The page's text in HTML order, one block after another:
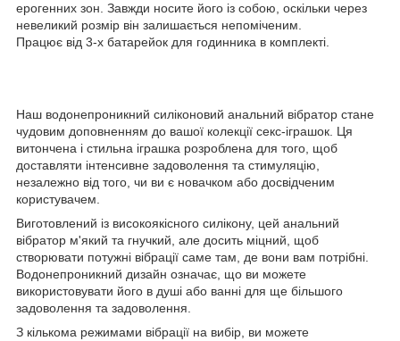
ерогенних зон. Завжди носите його із собою, оскільки через
невеликий розмір він залишається непоміченим.
Працює від 3-х батарейок для годинника в комплекті.
Наш водонепроникний силіконовий анальний вібратор стане
чудовим доповненням до вашої колекції секс-іграшок. Ця
витончена і стильна іграшка розроблена для того, щоб
доставляти інтенсивне задоволення та стимуляцію,
незалежно від того, чи ви є новачком або досвідченим
користувачем.
Виготовлений із високоякісного силікону, цей анальний
вібратор м'який та гнучкий, але досить міцний, щоб
створювати потужні вібрації саме там, де вони вам потрібні.
Водонепроникний дизайн означає, що ви можете
використовувати його в душі або ванні для ще більшого
задоволення та задоволення.
З кількома режимами вібрації на вибір, ви можете